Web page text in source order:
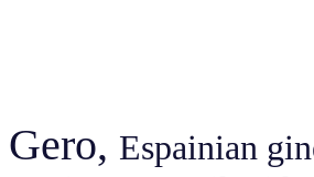
Gero, Espainian